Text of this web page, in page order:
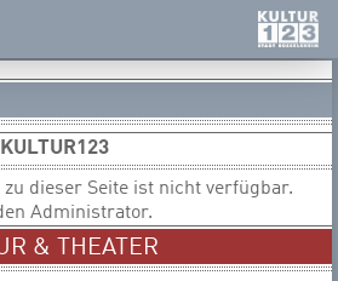
dieser Seite ist nicht verfügbar.
Administrator.
& THEATER